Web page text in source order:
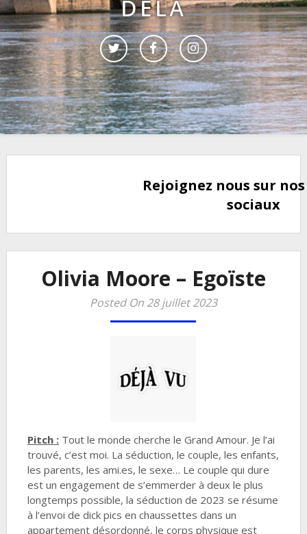
DELÀ
Rejoignez nous sur
sociaux
Olivia Moore – Egoïste
Posted On 28 juillet 2023
Pitch : Tout le monde cherche le Grand Amour. Je l’ai
trouvé, c’est moi. La séduction, le couple, les enfants,
les parents, les ami.es, le sexe… Le couple qui dure
est un engagement de s’emmerder à deux le plus
longtemps possible, la séduction de 2023 se résume
à l’envoi de dick pics en chaussettes dans un
appartement désordonné, le corps physique est